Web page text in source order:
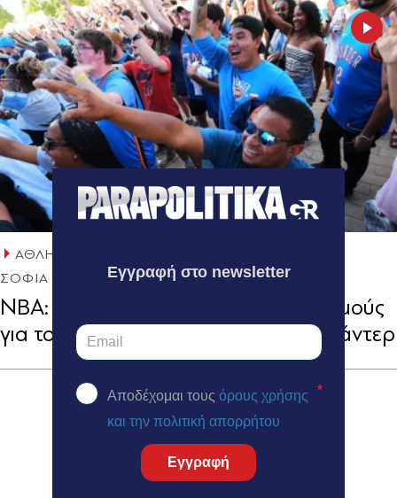
ΑΘΛΗΤΙΚΑ ΝΕΑ
ΣΟΦΙΑ ΚΑΡΑΚΑΣΙΔΗ
NBA: Πανηγυρισμοί με... πυροβολισμούς
για το ιστορικό πρωτάθλημα των Θάντερ
Εγγραφή στο newsletter
Αποδέχομαι τους όρους χρήσης
και την πολιτική απορρήτου
*
Εγγραφή